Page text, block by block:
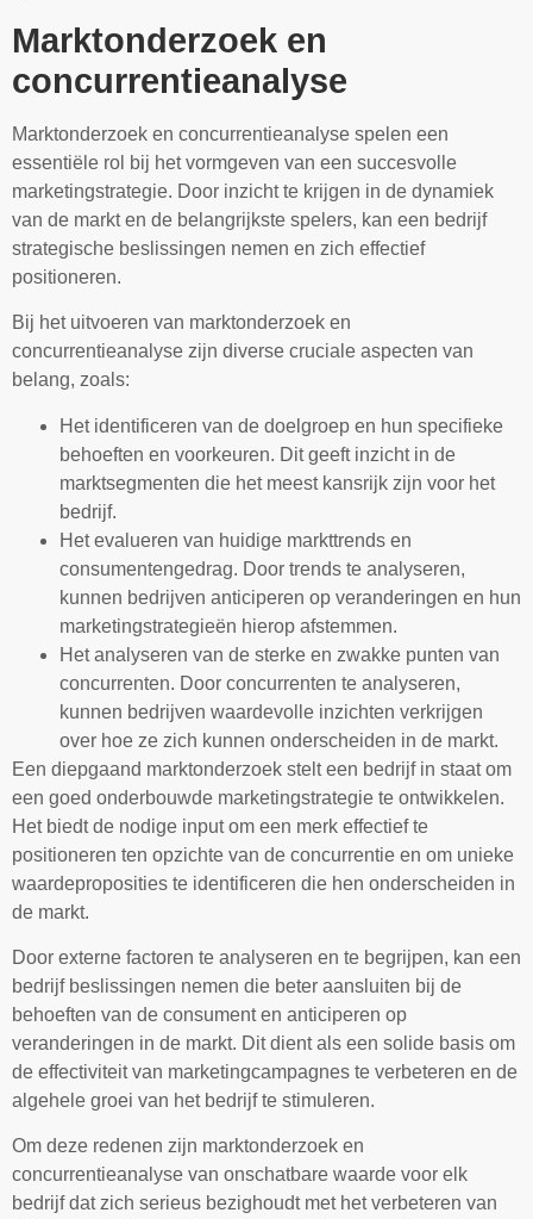
Marktonderzoek en
concurrentieanalyse
Marktonderzoek en concurrentieanalyse spelen een
essentiële rol bij het vormgeven van een succesvolle
marketingstrategie. Door inzicht te krijgen in de dynamiek
van de markt en de belangrijkste spelers, kan een bedrijf
strategische beslissingen nemen en zich effectief
positioneren.
Bij het uitvoeren van marktonderzoek en
concurrentieanalyse zijn diverse cruciale aspecten van
belang, zoals:
Het identificeren van de doelgroep en hun specifieke
behoeften en voorkeuren. Dit geeft inzicht in de
marktsegmenten die het meest kansrijk zijn voor het
bedrijf.
Het evalueren van huidige markttrends en
consumentengedrag. Door trends te analyseren,
kunnen bedrijven anticiperen op veranderingen en hun
marketingstrategieën hierop afstemmen.
Het analyseren van de sterke en zwakke punten van
concurrenten. Door concurrenten te analyseren,
kunnen bedrijven waardevolle inzichten verkrijgen
over hoe ze zich kunnen onderscheiden in de markt.
Een diepgaand marktonderzoek stelt een bedrijf in staat om
een goed onderbouwde marketingstrategie te ontwikkelen.
Het biedt de nodige input om een merk effectief te
positioneren ten opzichte van de concurrentie en om unieke
waardeproposities te identificeren die hen onderscheiden in
de markt.
Door externe factoren te analyseren en te begrijpen, kan een
bedrijf beslissingen nemen die beter aansluiten bij de
behoeften van de consument en anticiperen op
veranderingen in de markt. Dit dient als een solide basis om
de effectiviteit van marketingcampagnes te verbeteren en de
algehele groei van het bedrijf te stimuleren.
Om deze redenen zijn marktonderzoek en
concurrentieanalyse van onschatbare waarde voor elk
bedrijf dat zich serieus bezighoudt met het verbeteren van